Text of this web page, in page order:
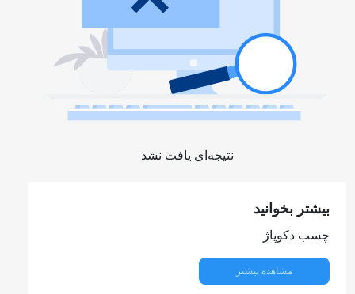
نتیجه‌ای یافت نشد
بیشتر بخوانید
چسب دکوپاژ
مشاهده بیشتر